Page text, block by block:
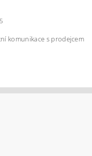
komunikace s prodejcem